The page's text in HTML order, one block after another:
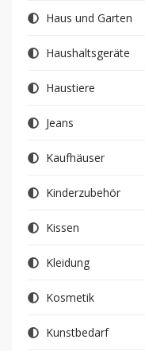
Haus und Garten
Haushaltsgeräte
Haustiere
Jeans
Kaufhäuser
Kinderzubehör
Kissen
Kleidung
Kosmetik
Kunstbedarf